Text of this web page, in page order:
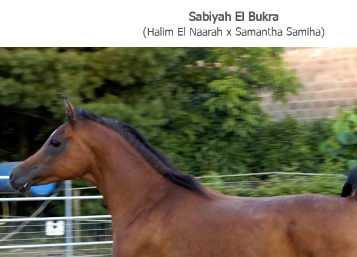
Sabiyah El Bukra
(Halim El Naarah x Samantha Samiha)